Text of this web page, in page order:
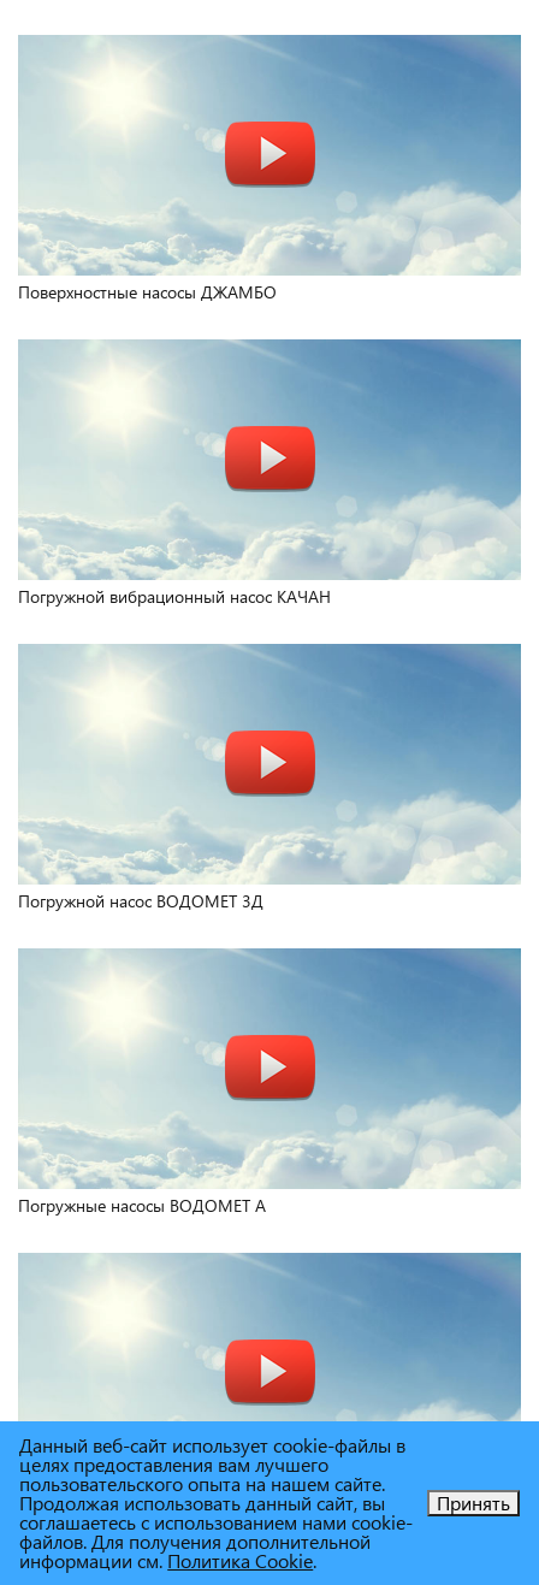
Поверхностные насосы ДЖАМБО
Погружной вибрационный насос КАЧАН
Погружной насос ВОДОМЕТ 3Д
Погружные насосы ВОДОМЕТ А
Погружные насосы ВОДОМЕТ
Данный веб-сайт использует cookie-файлы в
целях предоставления вам лучшего
пользовательского опыта на нашем сайте.
Продолжая использовать данный сайт, вы
соглашаетесь с использованием нами cookie-
файлов. Для получения дополнительной
информации см.Политика Cookie.
Принять